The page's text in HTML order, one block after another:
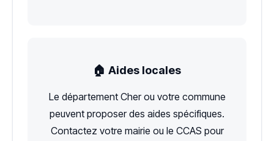
🏠 Aides locales
Le département Cher ou votre commune
peuvent proposer des aides spécifiques.
Contactez votre mairie ou le CCAS pour